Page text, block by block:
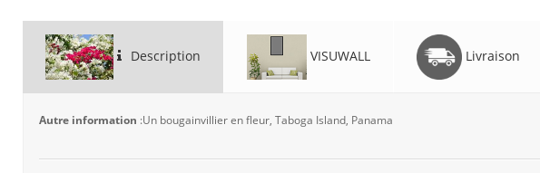
Description VISUWALL Livraison
Autre information :Un bougainvillier en fleur, Taboga Island, Panama